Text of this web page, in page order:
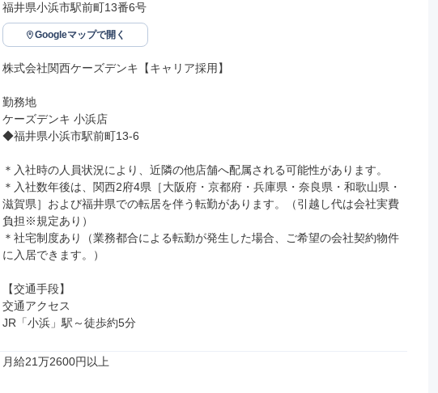
福井県小浜市駅前町13番6号
Googleマップで開く
株式会社関西ケーズデンキ【キャリア採用】
勤務地
ケーズデンキ 小浜店
◆福井県小浜市駅前町13-6
＊入社時の人員状況により、近隣の他店舗へ配属される可能性があります。
＊入社数年後は、関西2府4県［大阪府・京都府・兵庫県・奈良県・和歌山県・
滋賀県］および福井県での転居を伴う転勤があります。（引越し代は会社実費
負担※規定あり）
＊社宅制度あり（業務都合による転勤が発生した場合、ご希望の会社契約物件
に入居できます。）
【交通手段】
交通アクセス
JR「小浜」駅～徒歩約5分
月給21万2600円以上